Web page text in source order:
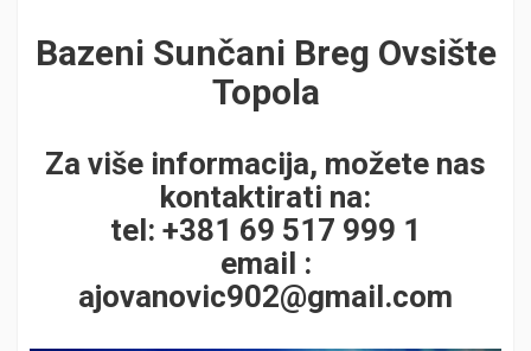
Bazeni Sunčani Breg Ovsište
Topola
Za više informacija, možete nas
kontaktirati na:
tel: +381 69 517 999 1
email :
ajovanovic902@gmail.com